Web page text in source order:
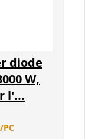
diode
W,
l'...
PC